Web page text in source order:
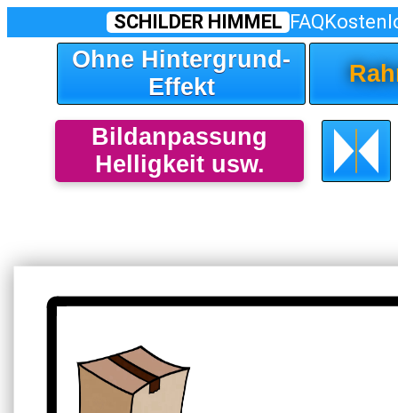
SCHILDER HIMMEL FAQ
Ohne Hintergrund-
Effekt
Bildanpassung
Helligkeit usw.